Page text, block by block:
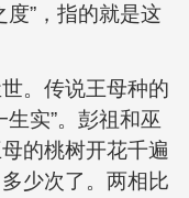
”，指的就是这
。传说王母种的
实”。彭祖和巫
的桃树开花千遍
少次了。两相比